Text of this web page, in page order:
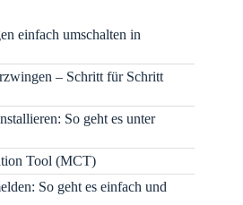
einfach umschalten in
– Schritt für Schritt
So geht es unter
Tool (MCT)
So geht es einfach und